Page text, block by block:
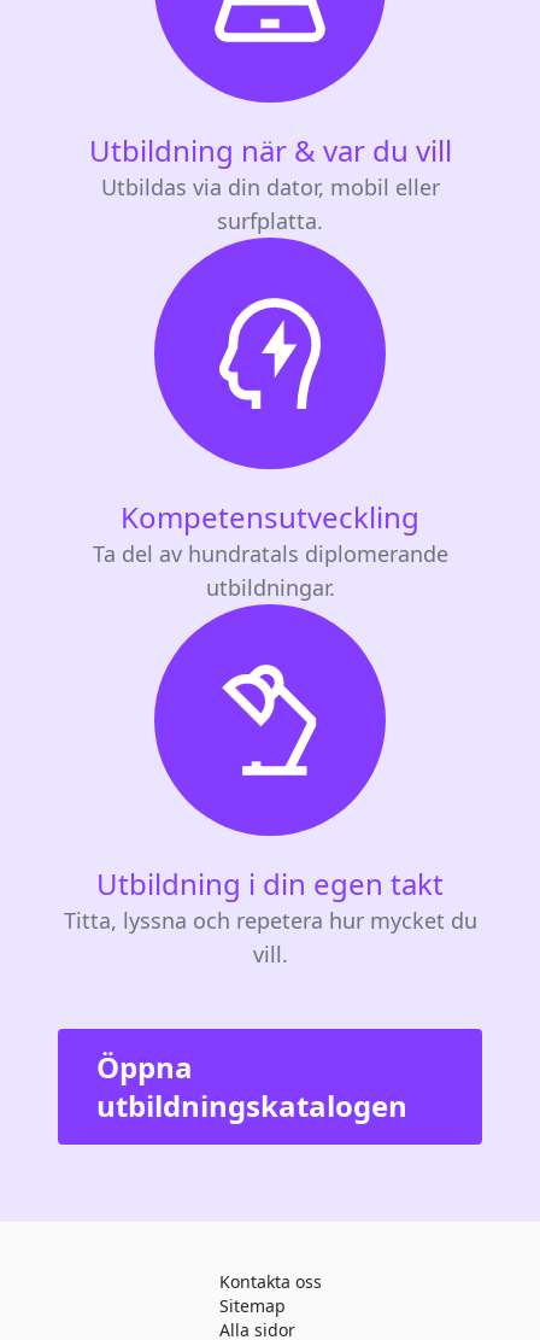
Utbildning när & var du vill
Utbildas via din dator, mobil eller
surfplatta.
Kompetensutveckling
Ta del av hundratals diplomerande
utbildningar.
Utbildning i din egen takt
Titta, lyssna och repetera hur mycket du
vill.
Öppna
utbildningskatalogen
Kontakta oss
Sitemap
Alla sidor